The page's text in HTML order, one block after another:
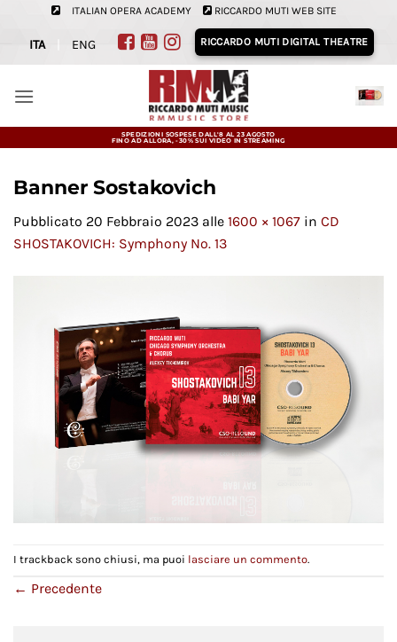
contenuti
ITALIAN OPERA ACADEMY RICCARDO MUTI WEB SITE
ITA ENG RICCARDO MUTI DIGITAL THEATRE
SPEDIZIONI SOSPESE DALL'8 AL 23 AGOSTO
FINO AD ALLORA, -30% SUI VIDEO IN STREAMING
Banner Sostakovich
Pubblicato 20 Febbraio 2023 alle 1600 × 1067 in CD
SHOSTAKOVICH: Symphony No. 13
I trackback sono chiusi, ma puoi lasciare un commento.
← Precedente